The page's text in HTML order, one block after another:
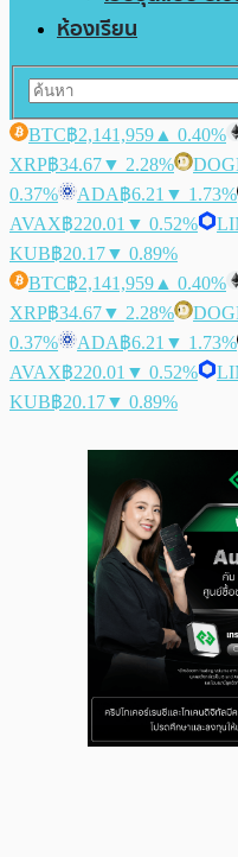
ห้องเรียน
BTC฿2,141,959 ▲ 0.40%
XRP฿34.67▼ 2.28%
0.37%
ADA฿6.21 ▼ 1.73%
AVAX฿220.01 ▼ 0.52%
KUB฿20.17▼ 0.89%
BTC฿2,141,959 ▲ 0.40%
XRP฿34.67▼ 2.28%
0.37%
ADA฿6.21 ▼ 1.73%
AVAX฿220.01 ▼ 0.52%
KUB฿20.17▼ 0.89%